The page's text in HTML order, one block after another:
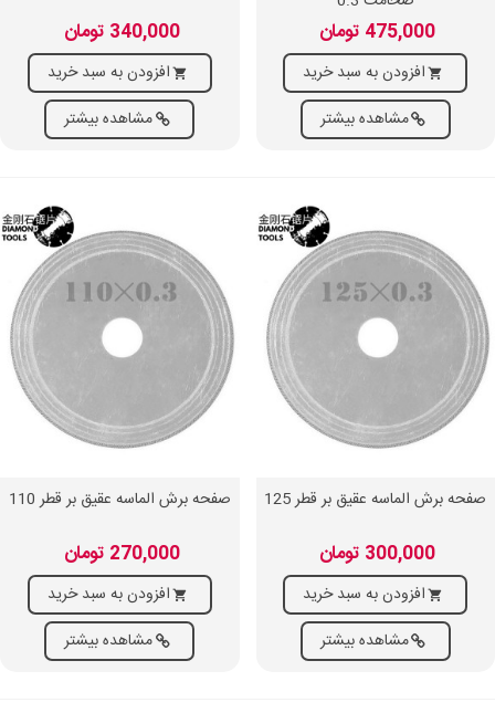
475,000 تومان
افزودن به سبد خرید
مشاهده بیشتر
340,000 تومان
افزودن به سبد خرید
مشاهده بیشتر
صفحه برش الماسه عقیق بر قطر 125
300,000 تومان
افزودن به سبد خرید
مشاهده بیشتر
صفحه برش الماسه عقیق بر قطر 110
270,000 تومان
افزودن به سبد خرید
مشاهده بیشتر